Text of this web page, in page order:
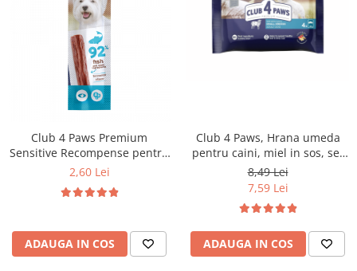
Club 4 Paws Premium
Sensitive Recompense pentru
caini stick cu somon, 12g
2,60 Lei
ADAUGA IN COS
Club 4 Paws, Hrana umeda
pentru caini, miel in sos, set
4x85g
8,49 Lei
7,59 Lei
ADAUGA IN COS